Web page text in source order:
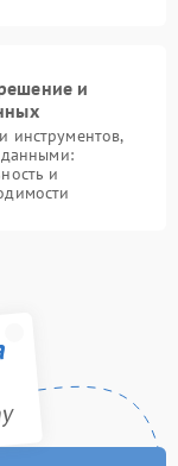
и
инструментов,
данными:
и